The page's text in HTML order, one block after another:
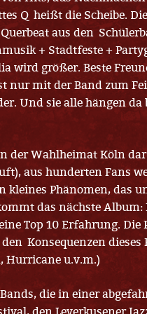
Q heißt die Scheibe.
aus den
+ Stadtfeste +
wird größer. Beste
nur mit der Band zum
Und sie alle hängen da
der Wahlheimat Köln
aus hunderten Fans
Phänomen, das
das nächste Album:
Top 10 Erfahrung. Die
Konsequenzen dieses
Hurricane u.v.m.)
die in einer